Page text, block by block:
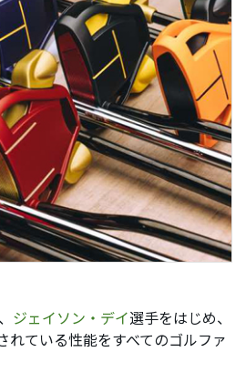
ジェイソン・デイ選手をはじめ、
れている性能をすべてのゴルファ